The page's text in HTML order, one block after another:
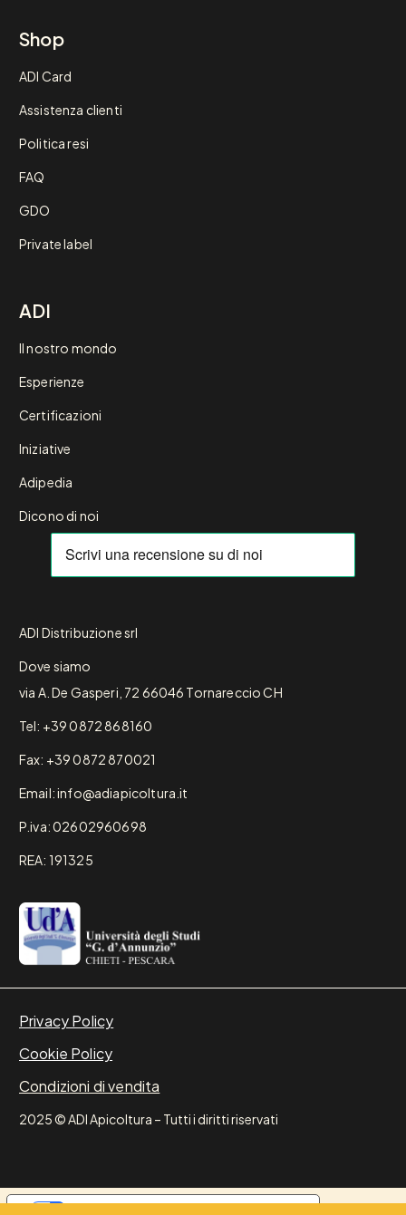
Shop
ADI Card
Assistenza clienti
Politica resi
FAQ
GDO
Private label
ADI
Il nostro mondo
Esperienze
Certificazioni
Iniziative
Adipedia
Dicono di noi
ADI Distribuzione srl
Dove siamo
via A. De Gasperi, 72 66046 Tornareccio CH
Tel: +39 0872 868160
Fax: +39 0872 870021
Email: info@adiapicoltura.it
P.iva: 02602960698
REA: 191325
Privacy Policy
Cookie Policy
Condizioni di vendita
2025 © ADI Apicoltura – Tutti i diritti riservati